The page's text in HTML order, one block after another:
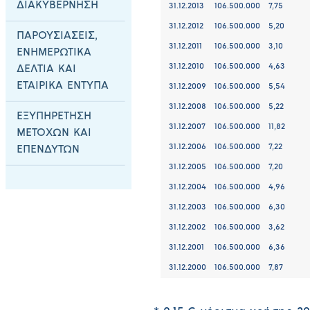
ΔΙΑΚΥΒΕΡΝΗΣΗ
ΠΑΡΟΥΣΙΑΣΕΙΣ,
ΕΝΗΜΕΡΩΤΙΚΑ
ΔΕΛΤΙΑ ΚΑΙ
ΕΤΑΙΡΙΚΑ ΕΝΤΥΠΑ
ΕΞΥΠΗΡΕΤΗΣΗ
ΜΕΤΟΧΩΝ ΚΑΙ
ΕΠΕΝΔΥΤΩΝ
31.12.2013 106.500.000 7,75
31.12.2012 106.500.000 5,20
31.12.2011 106.500.000 3,10
31.12.2010 106.500.000 4,63
31.12.2009 106.500.000 5,54
31.12.2008 106.500.000 5,22
31.12.2007 106.500.000 11,82
31.12.2006 106.500.000 7,22
31.12.2005 106.500.000 7,20
31.12.2004 106.500.000 4,96
31.12.2003 106.500.000 6,30
31.12.2002 106.500.000 3,62
31.12.2001 106.500.000 6,36
31.12.2000 106.500.000 7,87